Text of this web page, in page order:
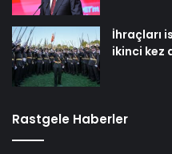
İhraçları
ikinci kez
Rastgele Haberler